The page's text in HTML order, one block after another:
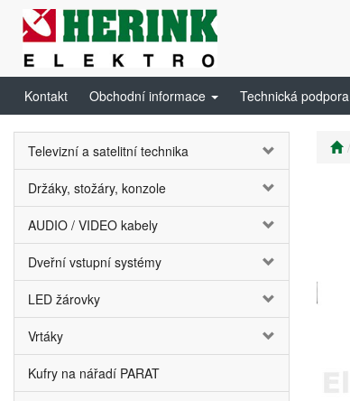
Kontakt Obchodní informace Technická podpora
Televizní a satelitní technika
Držáky, stožáry, konzole
AUDIO / VIDEO kabely
Dveřní vstupní systémy
LED žárovky
Vrtáky
Kufry na nářadí PARAT